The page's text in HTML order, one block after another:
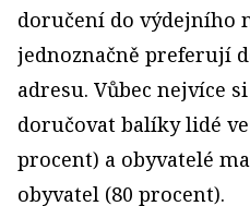
doručení do výdejního
jednoznačně preferují
adresu. Vůbec nejvíce
doručovat balíky lidé
procent) a obyvatelé
obyvatel (80 procent).